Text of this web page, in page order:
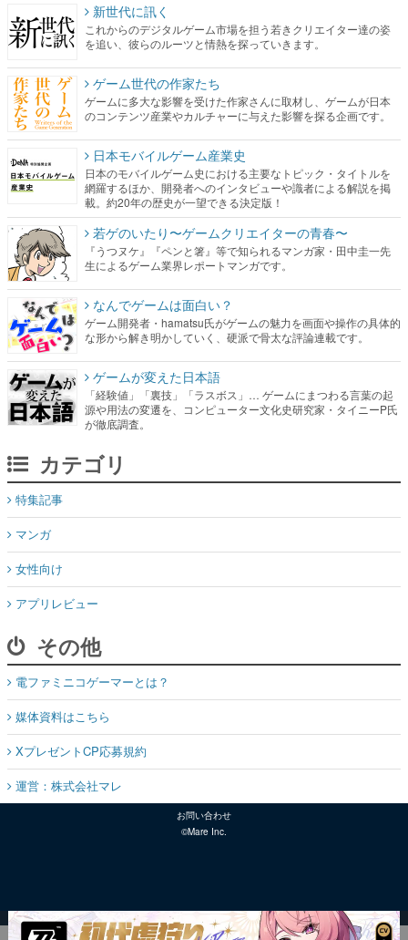
新世代に訊く
これからのデジタルゲーム市場を担う若きクリエイター達の姿
を追い、彼らのルーツと情熱を探っていきます。
ゲーム世代の作家たち
ゲームに多大な影響を受けた作家さんに取材し、ゲームが日本
のコンテンツ産業やカルチャーに与えた影響を探る企画です。
日本モバイルゲーム産業史
日本のモバイルゲーム史における主要なトピック・タイトルを
網羅するほか、開発者へのインタビューや識者による解説を掲
載。約20年の歴史が一望できる決定版！
若ゲのいたり〜ゲームクリエイターの青春〜
『うつヌケ』『ペンと箸』等で知られるマンガ家・田中圭一先
生によるゲーム業界レポートマンガです。
なんでゲームは面白い？
ゲーム開発者・hamatsu氏がゲームの魅力を画面や操作の具体的
な形から解き明かしていく、硬派で骨太な評論連載です。
ゲームが変えた日本語
「経験値」「裏技」「ラスボス」… ゲームにまつわる言葉の起
源や用法の変遷を、コンピューター文化史研究家・タイニーP氏
が徹底調査。
カテゴリ
特集記事
マンガ
女性向け
アプリレビュー
その他
電ファミニコゲーマーとは？
媒体資料はこちら
XプレゼントCP応募規約
運営：株式会社マレ
お問い合わせ
©Mare Inc.